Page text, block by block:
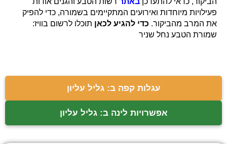
פעילויות מיוחדות ואירועים המתקיימים בשמורה, כדי להפיק
את המרב מהביקור. כדי להגיע לכאן תוכלו לרשום בוויז:
שמורת הטבע נחל שניר
עגלות קפה ב: גליל עליון
אפשרויות לינה ב: גליל עליון